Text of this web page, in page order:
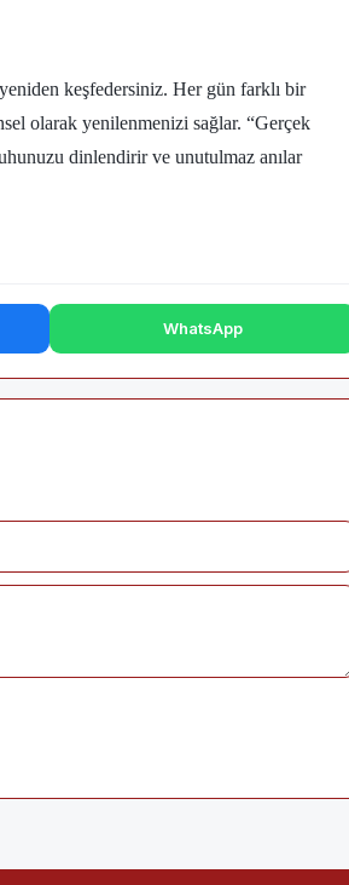
keşfedersiniz. Her gün farklı bir
olarak yenilenmenizi sağlar. “Gerçek
dinlendirir ve unutulmaz anılar
WhatsApp